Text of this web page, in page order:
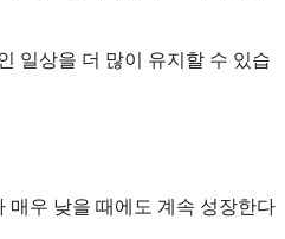
일상을 더 많이 유지할 수 있습
매우 낮을 때에도 계속 성장한다